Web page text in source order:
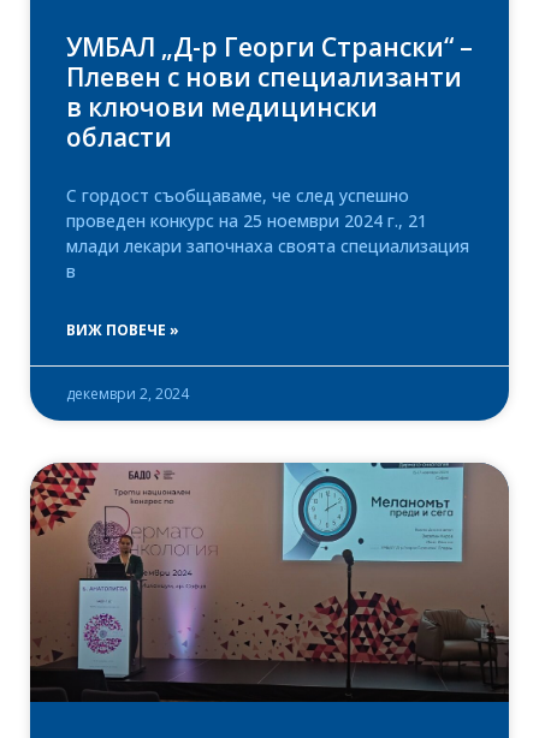
УМБАЛ „Д-р Георги Странски“ –
Плевен с нови специализанти
в ключови медицински
области
С гордост съобщаваме, че след успешно
проведен конкурс на 25 ноември 2024 г., 21
млади лекари започнаха своята специализация
в
ВИЖ ПОВЕЧЕ »
декември 2, 2024